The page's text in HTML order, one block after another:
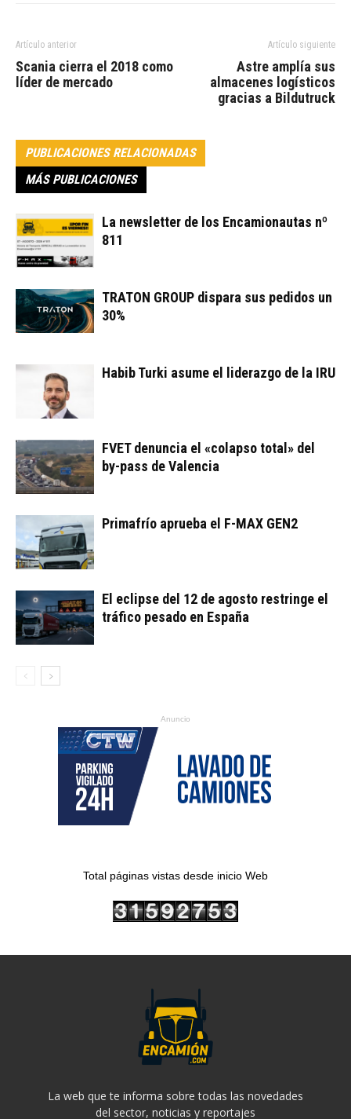
Artículo anterior
Scania cierra el 2018 como
líder de mercado
Artículo siguiente
Astre amplía sus
almacenes logísticos
gracias a Bildutruck
PUBLICACIONES RELACIONADAS
MÁS PUBLICACIONES
La newsletter de los Encamionautas nº
811
TRATON GROUP dispara sus pedidos un
30%
Habib Turki asume el liderazgo de la IRU
FVET denuncia el «colapso total» del
by-pass de Valencia
Primafrío aprueba el F-MAX GEN2
El eclipse del 12 de agosto restringe el
tráfico pesado en España
Anuncio
Total páginas vistas desde inicio Web
La web que te informa sobre todas las novedades
del sector, noticias y reportajes